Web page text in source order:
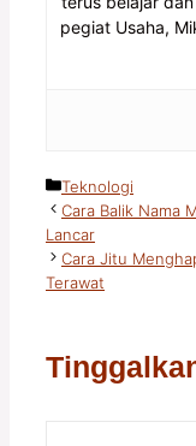
pegiat Usaha,
Kategori
Teknologi
Cara Balik Nama
Lancar
Cara Jitu
Terawat